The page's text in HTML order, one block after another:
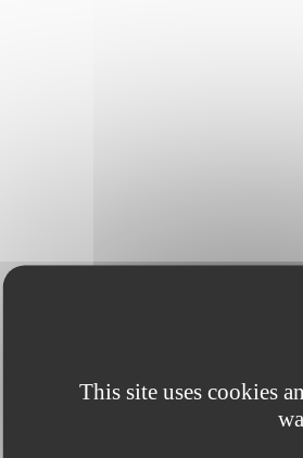
This site uses cookies